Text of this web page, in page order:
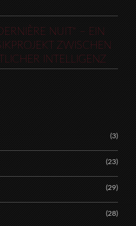
NUIT“ – EIN
ZWISCHEN
INTELLIGENZ
(3)
(23)
(29)
(28)